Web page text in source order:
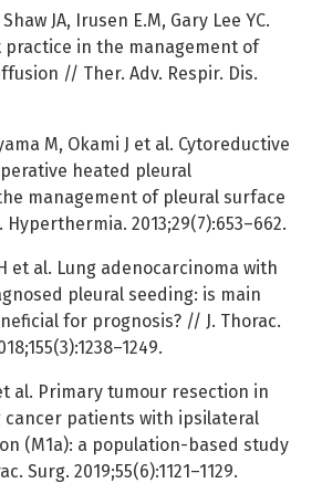
JA, Irusen E.M, Gary Lee YC.
practice in the management of
// Ther. Adv. Respir. Dis.
M, Okami J et al. Cytoreductive
heated pleural
management of pleural surface
2013;29(7):653–662.
et al. Lung adenocarcinoma with
pleural seeding: is main
for prognosis? // J. Thorac.
et al. Primary tumour resection in
cancer patients with ipsilateral
(M1a): a population-based study
Surg. 2019;55(6):1121–1129.